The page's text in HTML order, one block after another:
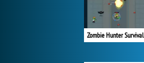
Zombie Hunter Survival